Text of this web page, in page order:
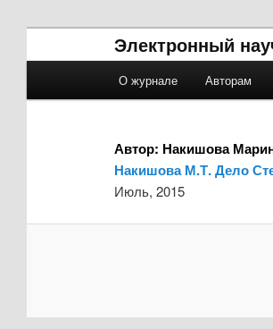
Электронный
Skip to primary content
Skip to secondary
О журнале Авторам
Автор: Накишова
Накишова М.Т. Дело
Июль, 2015